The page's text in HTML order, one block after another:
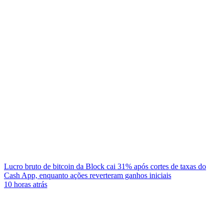
Lucro bruto de bitcoin da Block cai 31% após cortes de taxas do
Cash App, enquanto ações reverteram ganhos iniciais
10 horas atrás